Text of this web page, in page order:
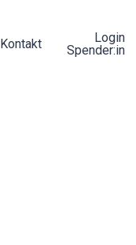
Kontakt
Login
Spender:in